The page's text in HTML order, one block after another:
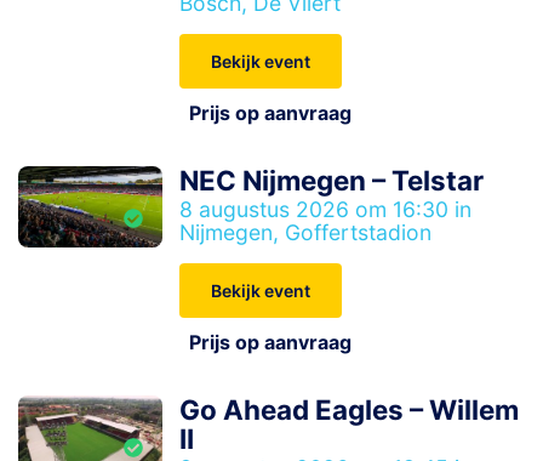
Bekijk event
Prijs op aanvraag
NEC Nijmegen – Telstar
8 augustus 2026 om 16:30 in
Nijmegen, Goffertstadion
Bekijk event
Prijs op aanvraag
Go Ahead Eagles – Willem
II